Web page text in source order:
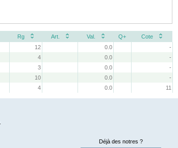
Rg Art. Val. Q+
Cote
12 0.0
-
4 0.0
-
3 0.0
-
10 0.0
-
4 0.0 11
Déjà des notres ?